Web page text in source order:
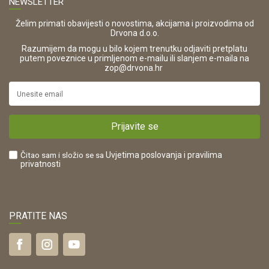
OIB:
42821181683
16280
https://www.drvona.hr/
POREZNI BROJ:
Zaštita privatnosti i osobnih podataka
Korištenje kolačića
Pravo na odustajanje i jednostrani raskid ugovora
Reklamacije
Plaćanje karticama
Što dobivam registracijom?
Želim primati obavijesti o novostima, akcijama i proizvodima od
Drvona d.o.o.
Razumijem da mogu u bilo kojem trenutku odjaviti pretplatu
putem poveznice u primljenom e-mailu ili slanjem e-maila na
zop@drvona.hr
Prijavite se
Čitao sam i složio se sa Uvjetima poslovanja i pravilima
privatnosti
PRATITE NAS